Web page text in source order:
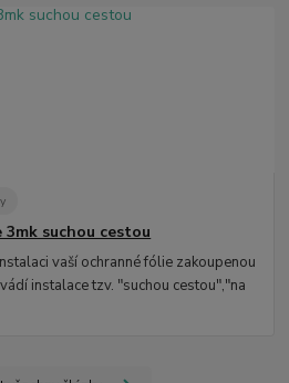
suchou cestou
vaší ochranné fólie zakoupenou
instalace tzv. "suchou cestou","na